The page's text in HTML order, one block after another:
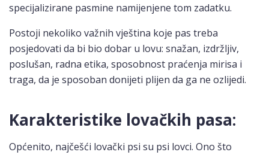
specijalizirane pasmine namijenjene tom zadatku.
Postoji nekoliko važnih vještina koje pas treba
posjedovati da bi bio dobar u lovu: snažan, izdržljiv,
poslušan, radna etika, sposobnost praćenja mirisa i
traga, da je sposoban donijeti plijen da ga ne ozlijedi.
Karakteristike lovačkih pasa:
Općenito, najčešći lovački psi su psi lovci. Ono što